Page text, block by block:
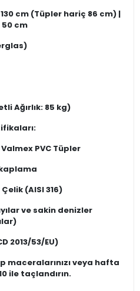
cm (Tüpler hariç 86 cm) |
50 cm
Ağırlık: 85 kg)
PVC Tüpler
(AISI 316)
ve sakin denizler
2013/53/EU)
veya hafta
ile taçlandırın.